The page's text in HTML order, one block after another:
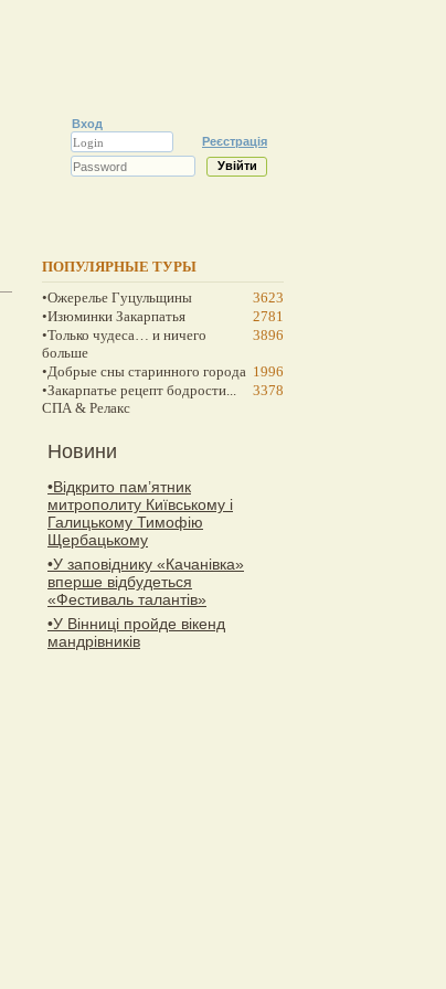
Вход
Реєстрація
ПОПУЛЯРНЫЕ ТУРЫ
•Ожерелье Гуцульщины
3623
•Изюминки Закарпатья
2781
•Только чудеса… и ничего
больше
3896
•Добрые сны старинного города 1996
•Закарпатье рецепт бодрости...
СПА & Релакс
3378
Новини
•Відкрито пам’ятник
митрополиту Київському і
Галицькому Тимофію
Щербацькому
•У заповіднику «Качанівка»
вперше відбудеться
«Фестиваль талантів»
•У Вінниці пройде вікенд
мандрівників